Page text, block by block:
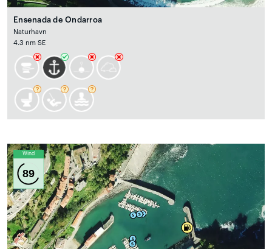
Ensenada de Ondarroa
Naturhavn
4.3 nm SE
Wind
89